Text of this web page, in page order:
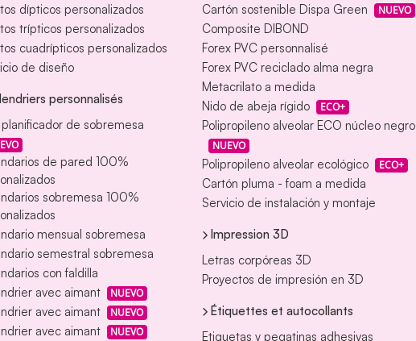
dípticos personalizados
trípticos personalizados
cuadrípticos personalizados
de diseño
personnalisés
planificador de sobremesa
de pared 100%
sobremesa 100%
mensual sobremesa
semestral sobremesa
con faldilla
avec aimant
NUEVO
avec aimant NUEVO
avec aimant NUEVO
Cartón sostenible Dispa Green NUEVO
Composite DIBOND
Forex PVC personnalisé
Forex PVC reciclado alma negra
Metacrilato a medida
Nido de abeja rígido
ECO+
Polipropileno alveolar ECO núcleo negro
NUEVO
Polipropileno alveolar ecológico ECO+
Cartón pluma - foam a medida
Servicio de instalación y montaje
Impression 3D
Letras corpóreas 3D
Proyectos de impresión en 3D
Étiquettes et autocollants
Etiquetas y pegatinas adhesivas